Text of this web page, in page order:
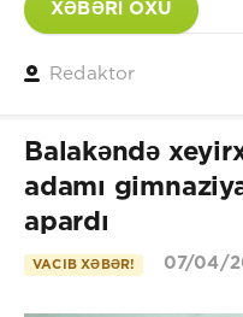
XƏBƏRİ OXU
Redaktor
Balakəndə
adamı
apardı
VACIB XƏBƏR! 07/04/